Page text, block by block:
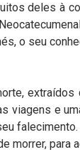
deles à
o seu
viagens e
falecimento.
morrer,